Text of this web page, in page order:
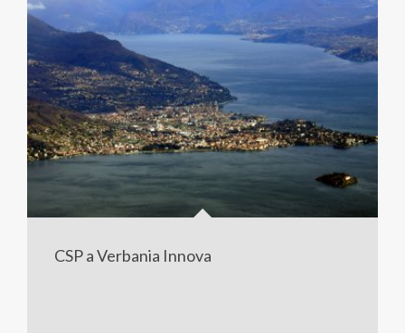
CSP a Verbania Innova